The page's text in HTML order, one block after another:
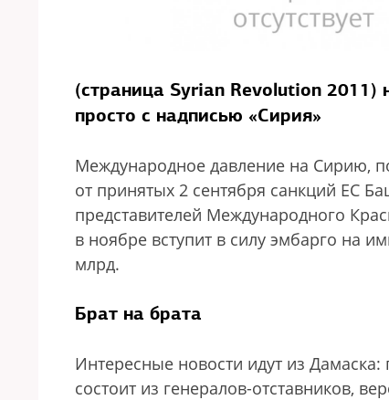
(страница Syrian Revolution 2011)
просто с надписью «Сирия»
Международное давление на Сирию,
от принятых 2 сентября санкций ЕС
представителей Международного
в ноябре вступит в силу эмбарго на
млрд.
Брат на брата
Интересные новости идут из
состоит из генералов-отставников,